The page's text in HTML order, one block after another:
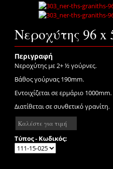
Νεροχύτης 96 x
Περιγραφή
Νεροχύτης με 2+ ½ γούρνες.
Βάθος γούρνας 190mm.
Εντοιχίζεται σε ερμάριο 1000mm.
Διατίθεται σε συνθετικό γρανίτη.
Καλέστε για τιμή
Τύπος - Κωδικός: